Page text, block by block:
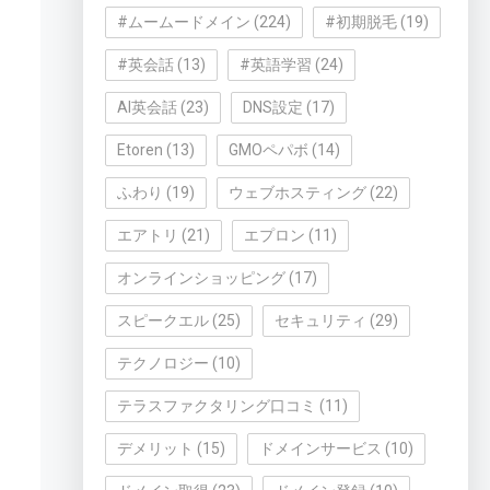
#ムームードメイン (224) #初期脱毛(19)
#英会話(13) #英語学習 (24)
AI英会話(23) DNS設定 (17)
Etoren (13) GMOペパボ (14)
ふわり (19) ウェブホスティング(22)
エアトリ (21) エプロン (11)
オンラインショッピング(17)
スピークエル(25) セキュリティ (29)
テクノロジー (10)
テラスファクタリング口コミ (11)
デメリット (15) ドメインサービス (10)